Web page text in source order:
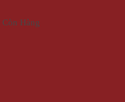
Còn Hàng